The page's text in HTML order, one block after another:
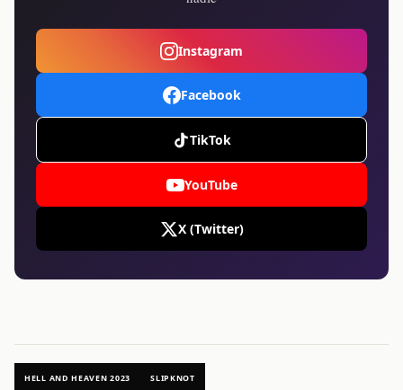
Instagram
Facebook
TikTok
YouTube
X (Twitter)
HELL AND HEAVEN 2023 SLIPKNOT